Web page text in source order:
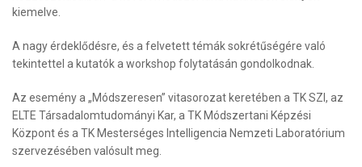
kiemelve.
A nagy érdeklődésre, és a felvetett témák sokrétűségére való
tekintettel a kutatók a workshop folytatásán gondolkodnak.
Az esemény a „Módszeresen” vitasorozat keretében a TK SZI, az
ELTE Társadalomtudományi Kar, a TK Módszertani Képzési
Központ és a TK Mesterséges Intelligencia Nemzeti Laboratórium
szervezésében valósult meg.